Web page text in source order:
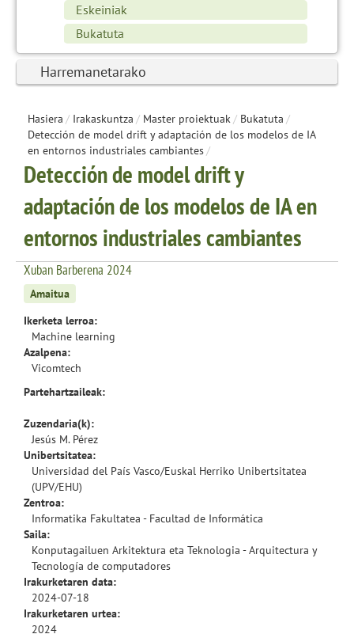
Eskeiniak
Bukatuta
Harremanetarako
Hasiera / Irakaskuntza / Master proiektuak/ Bukatuta /
Detección de model drift y adaptación de los modelos de IA
en entornos industriales cambiantes/
Detección de model drift y
adaptación de los modelos de IA en
entornos industriales cambiantes
Xuban Barberena 2024
Amaitua
Ikerketa lerroa:
Machine learning
Azalpena:
Vicomtech
Partehartzaileak:
Zuzendaria(k):
Jesús M. Pérez
Unibertsitatea:
Universidad del País Vasco/Euskal Herriko Unibertsitatea
(UPV/EHU)
Zentroa:
Informatika Fakultatea - Facultad de Informática
Saila:
Konputagailuen Arkitektura eta Teknologia - Arquitectura y
Tecnología de computadores
Irakurketaren data:
2024-07-18
Irakurketaren urtea:
2024